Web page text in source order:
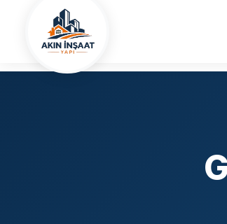
Ana Sayfa Hizmet Bölgelerimiz